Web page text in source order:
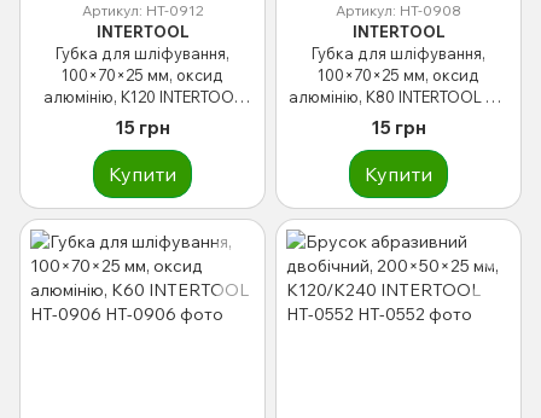
Артикул: HT-0912
INTERTOOL
Губка для шліфування,
100×70×25 мм, оксид
алюмінію, К120 INTERTOOL
HT-0912
15 грн
Купити
Артикул: HT-0908
INTERTOOL
Губка для шліфування,
100×70×25 мм, оксид
алюмінію, К80 INTERTOOL HT-
0908
15 грн
Купити